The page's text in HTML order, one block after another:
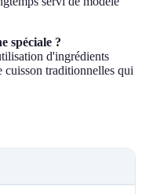
spéciale ?
d'ingrédients
cuisson traditionnelles qui